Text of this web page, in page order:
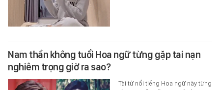
Nam thần không tuổi Hoa ngữ từng gặp tai nạn
nghiêm trọng giờ ra sao?
Tài tử nổi tiếng Hoa ngữ này từng